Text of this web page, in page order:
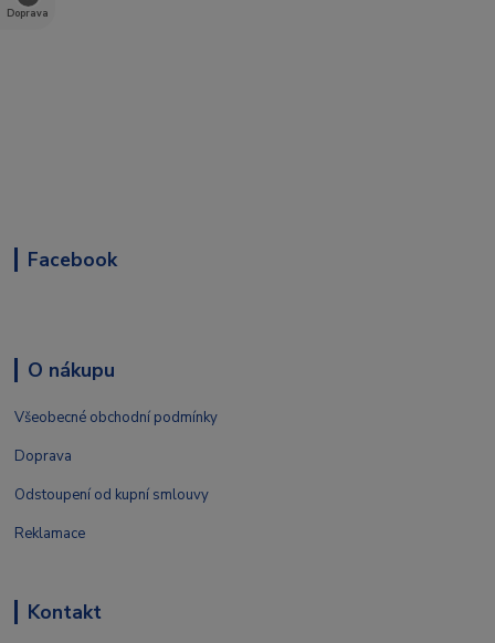
Doprava
Facebook
O nákupu
Všeobecné obchodní podmínky
Doprava
Odstoupení od kupní smlouvy
Reklamace
Kontakt